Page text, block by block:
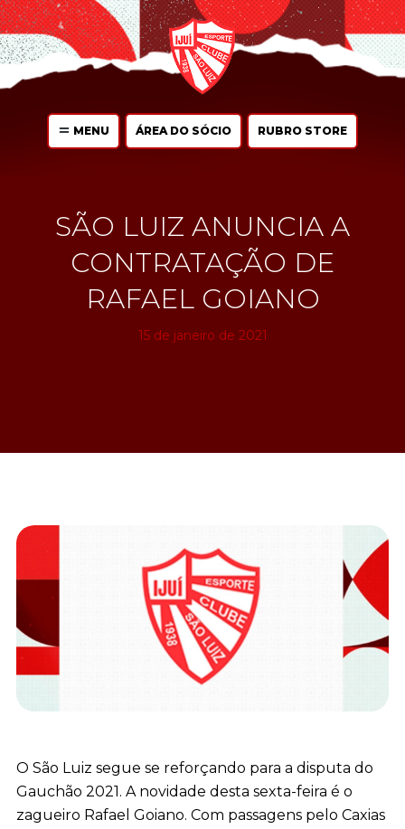
MENU ÁREA DO SÓCIO RUBRO STORE
SÃO LUIZ ANUNCIA A
CONTRATAÇÃO DE
RAFAEL GOIANO
15 de janeiro de 2021
O São Luiz segue se reforçando para a disputa do
Gauchão 2021. A novidade desta sexta-feira é o
zagueiro Rafael Goiano. Com passagens pelo Caxias